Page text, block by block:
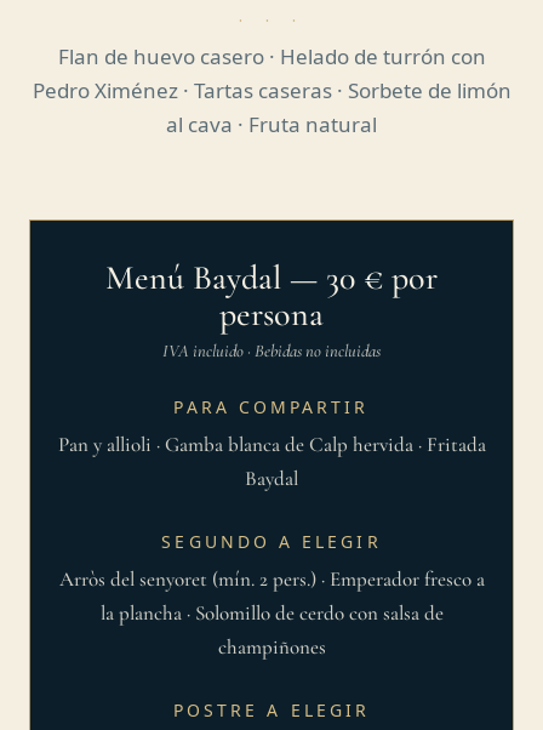
Flan de huevo casero · Helado de turrón con
Pedro Ximénez · Tartas caseras · Sorbete de limón
al cava · Fruta natural
Menú Baydal — 30 € por
persona
IVA incluido · Bebidas no incluidas
PARA COMPARTIR
Pan y allioli · Gamba blanca de Calp hervida · Fritada
Baydal
SEGUNDO A ELEGIR
Arròs del senyoret (mín. 2 pers.) · Emperador fresco a
la plancha · Solomillo de cerdo con salsa de
champiñones
POSTRE A ELEGIR